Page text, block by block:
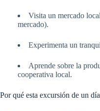
Visita un mercado
mercado).
Experimenta un
Aprende sobre la
cooperativa local.
Por qué esta excursión de un